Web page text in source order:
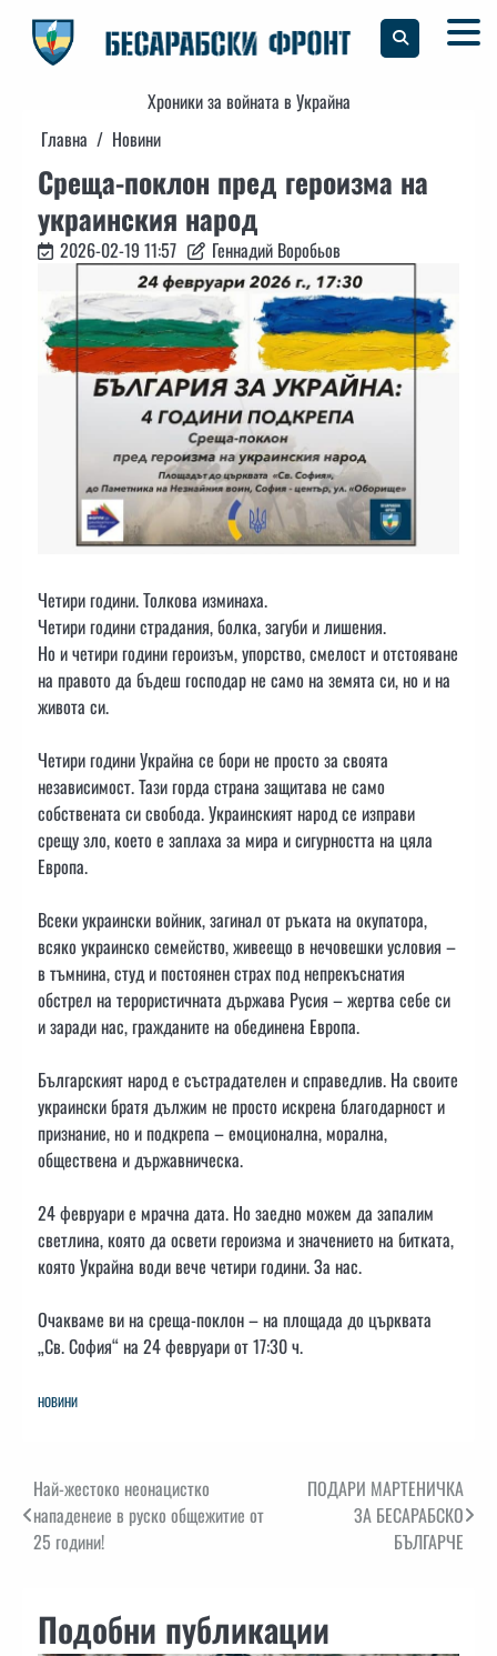
content
Хроники за войната в Украйна
Главна
Новини
Среща-поклон пред героизма на
украинския народ
2026-02-19 11:57 Геннадий Воробьов
Четири години. Толкова изминаха.
Четири години страдания, болка, загуби и лишения.
Но и четири години героизъм, упорство, смелост и отстояване
на правото да бъдеш господар не само на земята си, но и на
живота си.
Четири години Украйна се бори не просто за своята
независимост. Тази горда страна защитава не само
собствената си свобода. Украинският народ се изправи
срещу зло, което е заплаха за мира и сигурността на цяла
Европа.
Всеки украински войник, загинал от ръката на окупатора,
всяко украинско семейство, живеещо в нечовешки условия –
в тъмнина, студ и постоянен страх под непрекъснатия
обстрел на терористичната държава Русия – жертва себе си
и заради нас, гражданите на обединена Европа.
Българският народ е състрадателен и справедлив. На своите
украински братя дължим не просто искрена благодарност и
признание, но и подкрепа – емоционална, морална,
обществена и държавническа.
24 февруари е мрачна дата. Но заедно можем да запалим
светлина, която да освети героизма и значението на битката,
която Украйна води вече четири години. За нас.
Очакваме ви на среща-поклон – на площада до църквата
„Св. София“ на 24 февруари от 17:30 ч.
НОВИНИ
Навигация
Най-жестоко неонацистко
нападенеие в руско общежитие от
25 години!
ПОДАРИ МАРТЕНИЧКА
ЗА БЕСАРАБСКО
БЪЛГАРЧЕ
Подобни публикации